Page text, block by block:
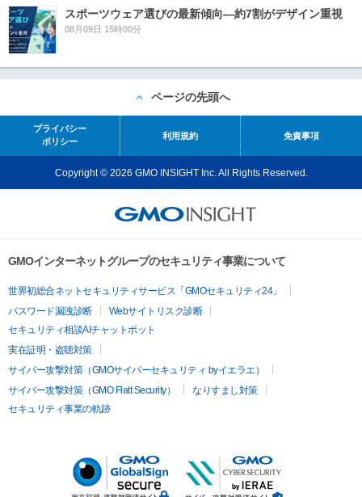
スポーツウェア選びの最新傾向―約7割がデザイン重視
08月09日 15時00分
ページの先頭へ
プライバシー
ポリシー
利用規約 免責事項
Copyright © 2026 GMO INSIGHT Inc. All Rights Reserved.
GMOインターネットグループのセキュリティ事業について
世界初総合ネットセキュリティサービス「GMOセキュリティ24」
パスワード漏洩診断
Webサイトリスク診断
セキュリティ相談AIチャットボット
実在証明・盗聴対策
サイバー攻撃対策（GMOサイバーセキュリティ byイエラエ）
サイバー攻撃対策（GMO Flatt Security）
なりすまし対策
セキュリティ事業の軌跡